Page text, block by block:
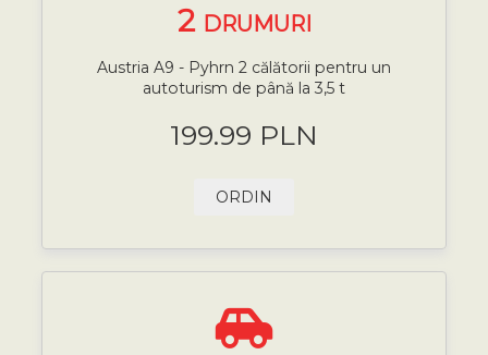
2 DRUMURI
Austria A9 - Pyhrn 2 călătorii pentru un
autoturism de până la 3,5 t
199.99 PLN
ORDIN